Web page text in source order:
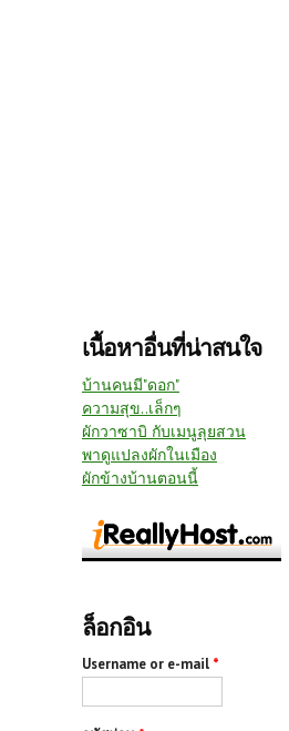
เนื้อหาอื่นที่น่าสนใจ
บ้านคนมี"ดอก"
ความสุข..เล็กๆ
ผักวาซาบิ กับเมนูลุยสวน
พาดูแปลงผักในเมือง
ผักข้างบ้านตอนนี้
ล็อกอิน
Username or e-mail *